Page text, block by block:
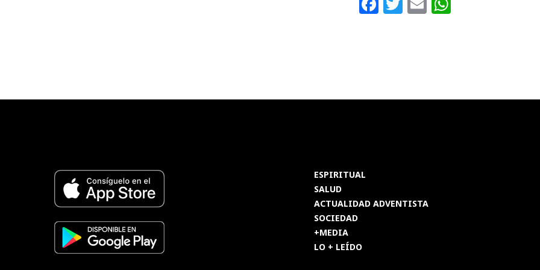
ESPIRITUAL
SALUD
ACTUALIDAD ADVENTISTA
SOCIEDAD
+MEDIA
LO + LEÍDO